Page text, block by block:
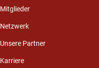
Mitglieder
Netzwerk
Unsere Partner
Karriere